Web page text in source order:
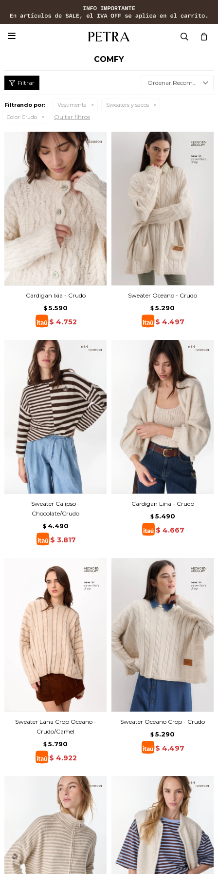

COMFY
Recomendados
Filtrando por: Vestimenta
Sweaters y sacos
Color: Crudo Quitar filtros
Cardigan Ixia - Crudo
$ 5.590
$ 4.752
Sweater Oceano - Crudo
$ 5.290
$ 4.497
Sweater Calipso -
Chocolate/Crudo
$ 4.490
$ 3.817
Cardigan Lina - Crudo
$ 5.490
$ 4.667
Sweater Lana Crop Oceano -
Crudo/Camel
$ 5.790
$ 4.922
Sweater Oceano Crop - Crudo
$ 5.290
$ 4.497